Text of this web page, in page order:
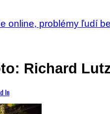
online, problémy ľudí
Richard
In